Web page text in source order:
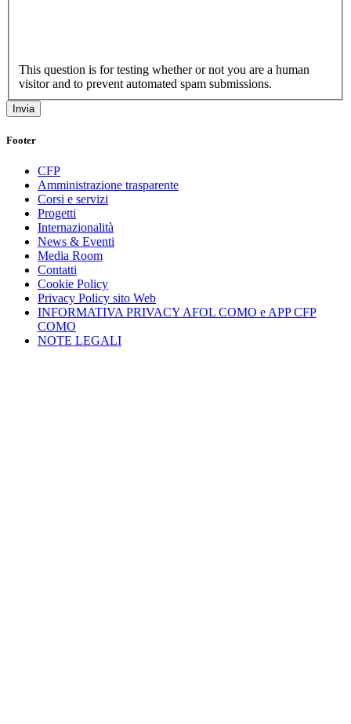
This question is for testing whether or not you are a human
visitor and to prevent automated spam submissions.
Footer
CFP
Amministrazione trasparente
Corsi e servizi
Progetti
Internazionalità
News & Eventi
Media Room
Contatti
Cookie Policy
Privacy Policy sito Web
INFORMATIVA PRIVACY AFOL COMO e APP CFP
COMO
NOTE LEGALI